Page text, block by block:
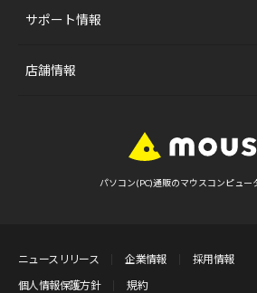
サポート情報
店舗情報
パソコン(PC)通販のマウスコンピュー
ニュースリリース 企業情報
採用情報
個人情報保護方針
規約